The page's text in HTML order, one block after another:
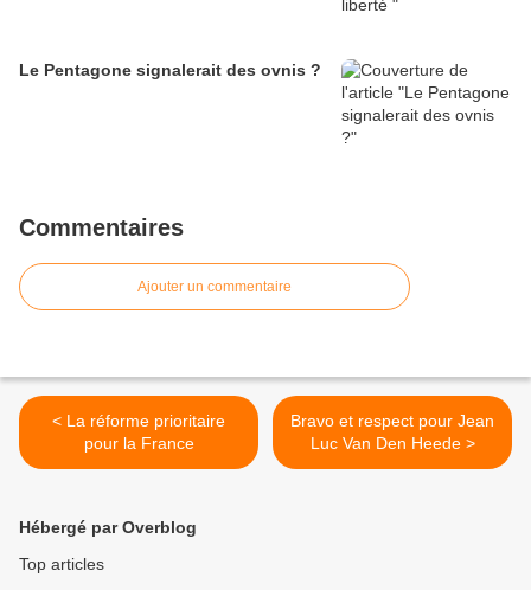
Le Pentagone signalerait des ovnis ?
Commentaires
Ajouter un commentaire
< La réforme prioritaire
pour la France
Bravo et respect pour Jean
Luc Van Den Heede >
Hébergé par Overblog
Top articles